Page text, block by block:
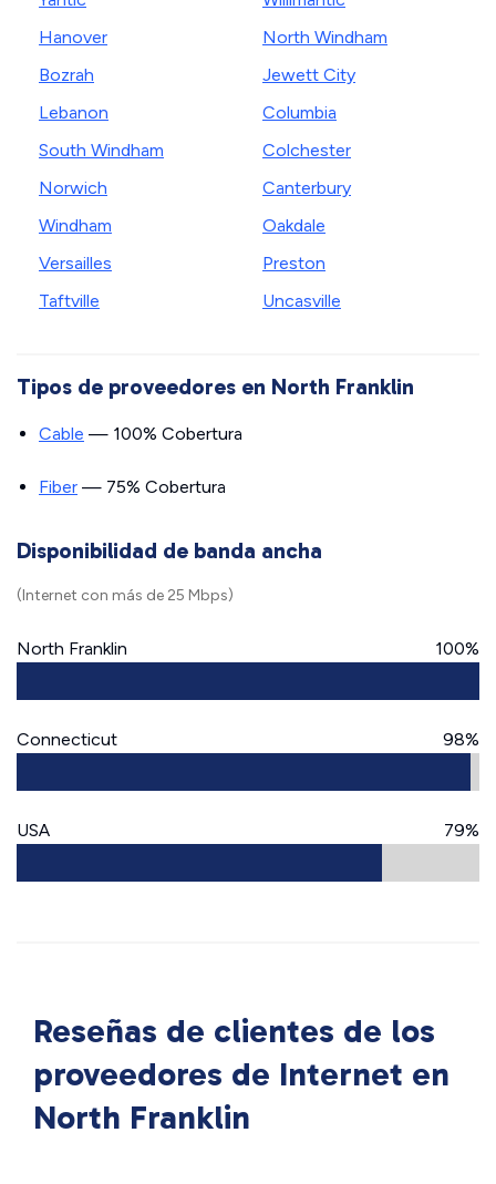
Hanover
Bozrah
Lebanon
South Windham
Norwich
Windham
Versailles
Taftville
North Windham
Jewett City
Columbia
Colchester
Canterbury
Oakdale
Preston
Uncasville
Tipos de proveedores en North Franklin
Cable — 100% Cobertura
Fiber — 75% Cobertura
Disponibilidad de banda ancha
(Internet con más de 25 Mbps)
North Franklin 100%
Connecticut 98%
USA 79%
Reseñas de clientes de los
proveedores de Internet en
North Franklin